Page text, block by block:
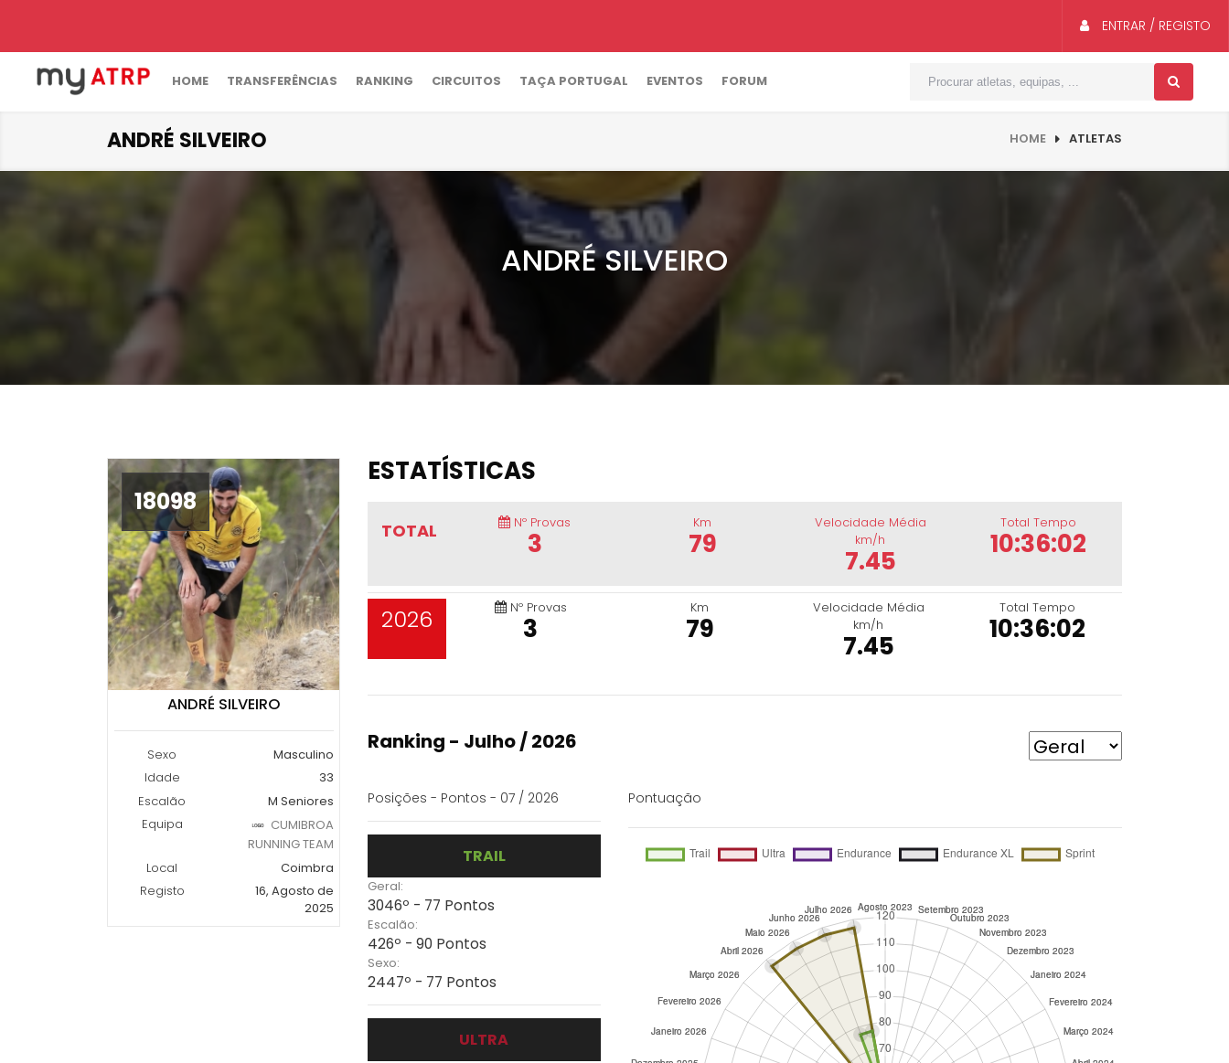
ENTRAR / REGISTO
HOME TRANSFERÊNCIAS RANKING CIRCUITOS TAÇA PORTUGAL EVENTOS FORUM
ANDRÉ SILVEIRO HOME ATLETAS
ANDRÉ SILVEIRO
18098
ANDRÉ SILVEIRO
Sexo
Masculino
Idade
33
Escalão
M Seniores
Equipa
CUMIBROA
RUNNING TEAM
Local
Coimbra
Registo
16, Agosto de
2025
ESTATÍSTICAS
TOTAL Nº Provas
3
Km
79
Velocidade Média
km/h
7.45
Total Tempo
10:36:02
2026 Nº Provas
3
Km
79
Velocidade Média
km/h
7.45
Total Tempo
10:36:02
Ranking - Julho / 2026
Posições - Pontos - 07 / 2026
TRAIL
Geral:
3046º - 77 Pontos
Escalão:
426º - 90 Pontos
Sexo:
2447º - 77 Pontos
ULTRA
Pontuação